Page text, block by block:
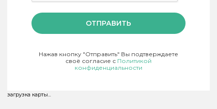
ОТПРАВИТЬ
Нажав кнопку "Отправить" Вы подтверждаете
своё согласие с Политикой
конфиденциальности
загрузка карты...